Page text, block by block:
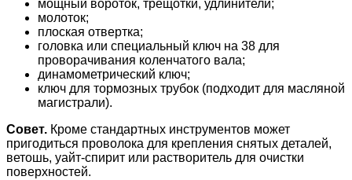
мощный вороток, трещотки, удлинители;
молоток;
плоская отвертка;
головка или специальный ключ на 38 для
проворачивания коленчатого вала;
динамометрический ключ;
ключ для тормозных трубок (подходит для масляной
магистрали).
Совет. Кроме стандартных инструментов может
пригодиться проволока для крепления снятых деталей,
ветошь, уайт-спирит или растворитель для очистки
поверхностей.